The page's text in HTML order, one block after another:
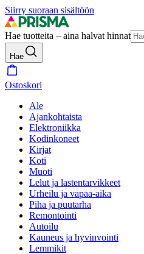
Siirry suoraan sisältöön
Hae tuotteita – aina halvat hinnat
Hae
Ostoskori
Ale
Ajankohtaista
Elektroniikka
Kodinkoneet
Kirjat
Koti
Muoti
Lelut ja lastentarvikkeet
Urheilu ja vapaa-aika
Piha ja puutarha
Remontointi
Autoilu
Kauneus ja hyvinvointi
Lemmikit